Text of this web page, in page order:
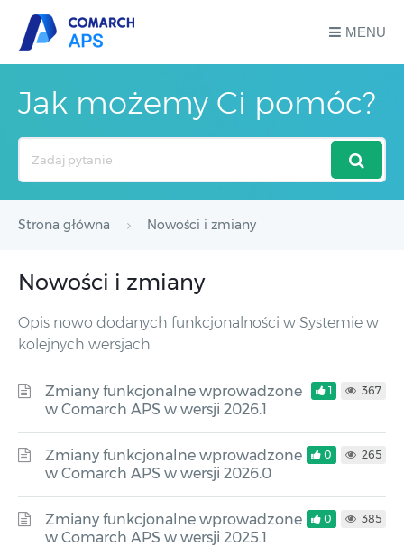
MENU
Jak możemy Ci pomóc?
Strona główna Nowości i zmiany
Nowości i zmiany
Opis nowo dodanych funkcjonalności w Systemie w
kolejnych wersjach
Zmiany funkcjonalne wprowadzone
w Comarch APS w wersji 2026.1
1 367
Zmiany funkcjonalne wprowadzone
w Comarch APS w wersji 2026.0
0 265
Zmiany funkcjonalne wprowadzone
w Comarch APS w wersji 2025.1
0 385